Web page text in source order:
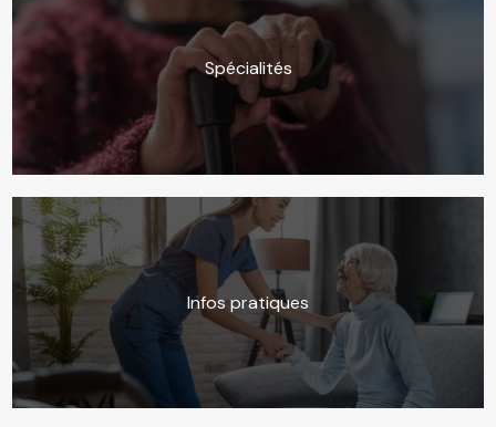
Spécialités
Infos pratiques